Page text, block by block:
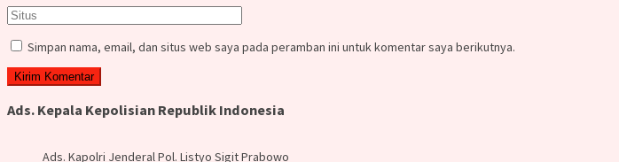
Simpan nama, email, dan situs web saya pada peramban ini untuk komentar saya berikutnya.
Ads. Kepala Kepolisian Republik Indonesia
Ads. Kapolri Jenderal Pol. Listyo Sigit Prabowo